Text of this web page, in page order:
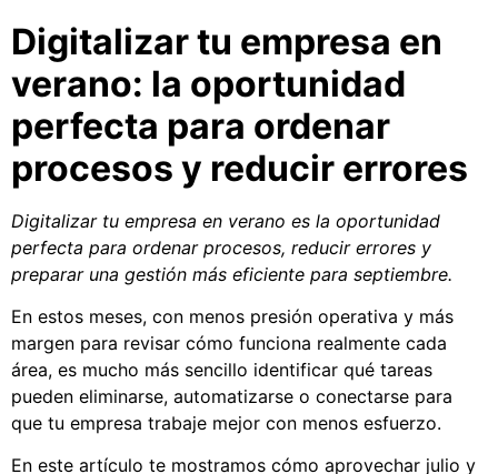
Digitalizar tu empresa en
verano: la oportunidad
perfecta para ordenar
procesos y reducir errores
Digitalizar tu empresa en verano es la oportunidad
perfecta para ordenar procesos, reducir errores y
preparar una gestión más eficiente para septiembre.
En estos meses, con menos presión operativa y más
margen para revisar cómo funciona realmente cada
área, es mucho más sencillo identificar qué tareas
pueden eliminarse, automatizarse o conectarse para
que tu empresa trabaje mejor con menos esfuerzo.
En este artículo te mostramos cómo aprovechar julio y